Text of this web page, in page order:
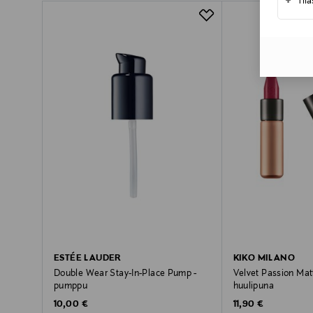
ESTÉE LAUDER
Double Wear Stay-In-Place Pump -
pumppu
Original Price
10,00 €
KIKO MILANO
Velvet Passion
huulipuna
Original Price
11,90 €